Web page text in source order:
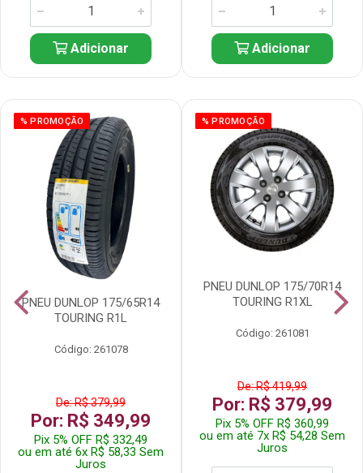
Adicionar Adicionar
% PROMOÇÃO
PNEU DUNLOP 175/65R14
TOURING R1L
Código: 261078
De: R$ 379,99
Por: R$ 349,99
Pix 5% OFF R$ 332,49
ou em até 6x R$ 58,33 Sem
Juros
% PROMOÇÃO
PNEU DUNLOP 175/70R14
TOURING R1XL
Código: 261081
De: R$ 419,99
Por: R$ 379,99
Pix 5% OFF R$ 360,99
ou em até 7x R$ 54,28 Sem
Juros